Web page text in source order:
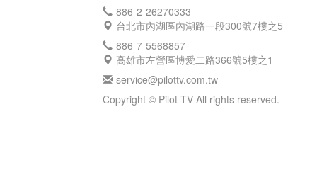
886-2-26270333
台北市內湖區內湖路一段300號7樓之5
886-7-5568857
高雄市左營區博愛二路366號5樓之1
service@pilottv.com.tw
Copyright © Pilot TV All rights reserved.